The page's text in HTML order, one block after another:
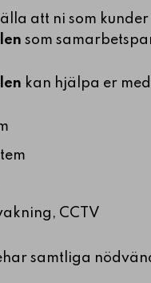
att ni som
som
kan hjälpa er
CCTV
samtliga